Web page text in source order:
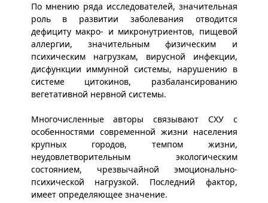
По мнению ряда исследователей, значительная
роль в развитии заболевания отводится
дефициту макро- и микронутриентов, пищевой
аллергии, значительным физическим и
психическим нагрузкам, вирусной инфекции,
дисфункции иммунной системы, нарушению в
системе цитокинов, разбалансированию
вегетативной нервной системы.
Многочисленные авторы связывают СХУ с
особенностями современной жизни населения
крупных городов, темпом жизни,
неудовлетворительным экологическим
состоянием, чрезвычайной эмоционально-
психической нагрузкой. Последний фактор,
имеет определяющее значение.